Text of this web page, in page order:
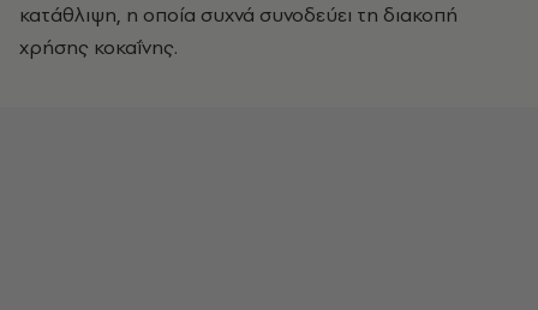
κατάθλιψη, η οποία συχνά συνοδεύει τη διακοπή
χρήσης κοκαΐνης.